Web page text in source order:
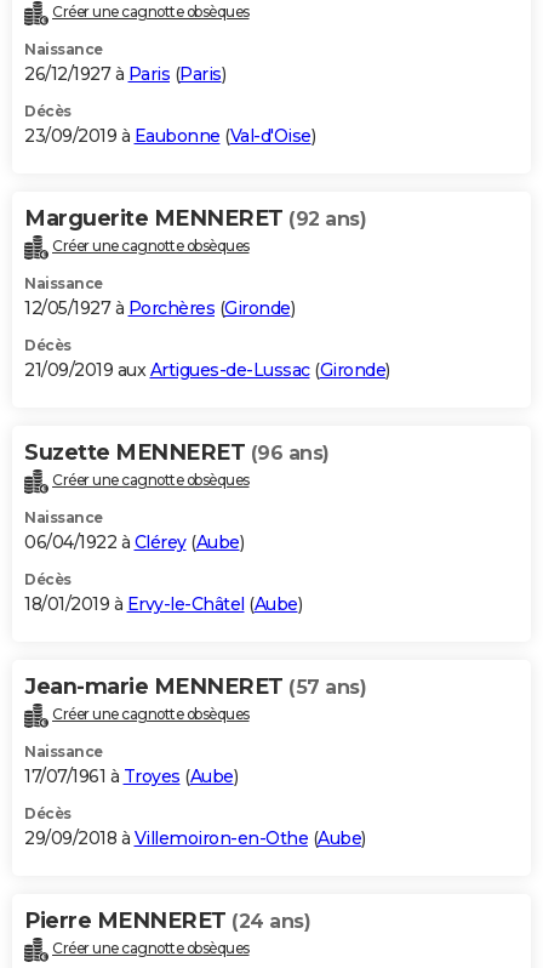
Créer une cagnotte obsèques
Naissance
26/12/1927 à Paris (Paris)
Décès
23/09/2019 à Eaubonne (Val-d'Oise)
Marguerite MENNERET (92 ans)
Créer une cagnotte obsèques
Naissance
12/05/1927 à Porchères (Gironde)
Décès
21/09/2019 auxArtigues-de-Lussac(Gironde)
Suzette MENNERET (96 ans)
Créer une cagnotte obsèques
Naissance
06/04/1922 à Clérey(Aube)
Décès
18/01/2019 à Ervy-le-Châtel (Aube)
Jean-marie MENNERET (57 ans)
Créer une cagnotte obsèques
Naissance
17/07/1961 à Troyes (Aube)
Décès
29/09/2018 à Villemoiron-en-Othe (Aube)
Pierre MENNERET (24 ans)
Créer une cagnotte obsèques